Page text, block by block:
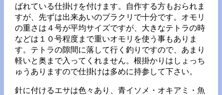
ばれている仕掛けを付けます。自作する方もおられま
すが、先ずは出来あいのブラクリで十分です。オモリ
の重さは４号が平均サイズですが、大きなテトラの時
などは１０号程度まで重いオモリを使う事もありま
す。テトラの隙間に落して行く釣りですので、あまり
軽いと奥まで入ってくれません。根掛かりはしょっち
ゅうありますので仕掛けは多めに持参して下さい。
針に付けるエサは色々あり、青イソメ・オキアミ・魚